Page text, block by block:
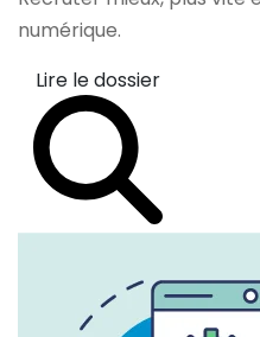
numérique.
Lire le dossier